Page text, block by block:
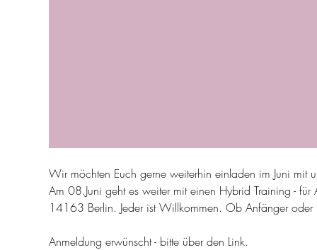
Wir möchten Euch gerne weiterhin einladen im Juni mit
Am 08.Juni geht es weiter mit einen Hybrid Training -
14163 Berlin. Jeder ist Willkommen. Ob Anfänger oder
Anmeldung erwünscht - bitte über den Link.